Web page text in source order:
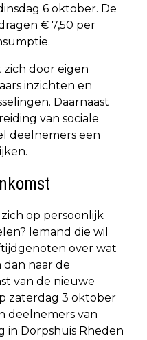
6 oktober. De
€ 7,50 per
door eigen
inzichten en
Daarnaast
van sociale
deelnemers een
op persoonlijk
Iemand die wil
over wat
naar de
van de nieuwe
zaterdag 3 oktober
deelnemers van
in Dorpshuis Rheden